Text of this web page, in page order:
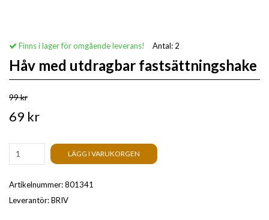
Finns i lager för omgående leverans! Antal: 2
Håv med utdragbar fastsättningshake
99 kr
69 kr
LÄGG I VARUKORGEN
Artikelnummer:801341
Leverantör:BRIV